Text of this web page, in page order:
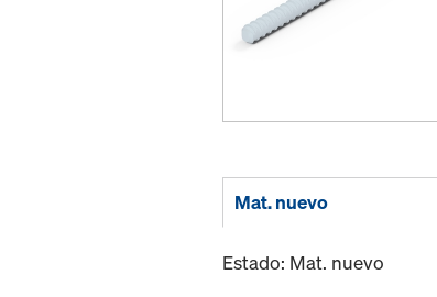
Mat. nuevo
Estado: Mat. nuevo